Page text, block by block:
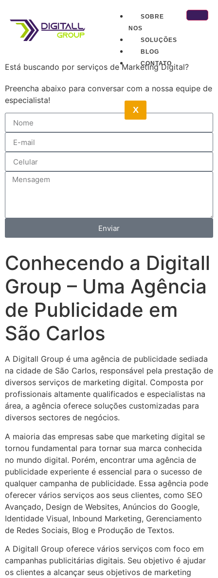
SOBRE
NOS
SOLUÇÕES
BLOG
CONTATO
X
Está buscando por serviços de Marketing Digital?
Preencha abaixo para conversar com a nossa equipe de
especialista!
Enviar
Conhecendo a Digitall
Group – Uma Agência
de Publicidade em
São Carlos
A Digitall Group é uma agência de publicidade sediada
na cidade de São Carlos, responsável pela prestação de
diversos serviços de marketing digital. Composta por
profissionais altamente qualificados e especialistas na
área, a agência oferece soluções customizadas para
diversos sectores de negócios.
A maioria das empresas sabe que marketing digital se
tornou fundamental para tornar sua marca conhecida
no mundo digital. Porém, encontrar uma agência de
publicidade experiente é essencial para o sucesso de
qualquer campanha de publicidade. Essa agência pode
oferecer vários serviços aos seus clientes, como SEO
Avançado, Design de Websites, Anúncios do Google,
Identidade Visual, Inbound Marketing, Gerenciamento
de Redes Sociais, Blog e Produção de Textos.
A Digitall Group oferece vários serviços com foco em
campanhas publicitárias digitais. Seu objetivo é ajudar
os clientes a alcançar seus objetivos de marketing